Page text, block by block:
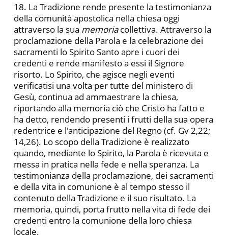
18. La Tradizione rende presente la testimonianza
della comunità apostolica nella chiesa oggi
attraverso la sua memoriacollettiva. Attraverso la
proclamazione della Parola e la celebrazione dei
sacramenti lo Spirito Santo apre i cuori dei
credenti e rende manifesto a essi il Signore
risorto. Lo Spirito, che agisce negli eventi
verificatisi una volta per tutte del ministero di
Gesù, continua ad ammaestrare la chiesa,
riportando alla memoria ciò che Cristo ha fatto e
ha detto, rendendo presenti i frutti della sua opera
redentrice e l'anticipazione del Regno (cf. Gv 2,22;
14,26). Lo scopo della Tradizione è realizzato
quando, mediante lo Spirito, la Parola è ricevuta e
messa in pratica nella fede e nella speranza. La
testimonianza della proclamazione, dei sacramenti
e della vita in comunione è al tempo stesso il
contenuto della Tradizione e il suo risultato. La
memoria, quindi, porta frutto nella vita di fede dei
credenti entro la comunione della loro chiesa
locale.